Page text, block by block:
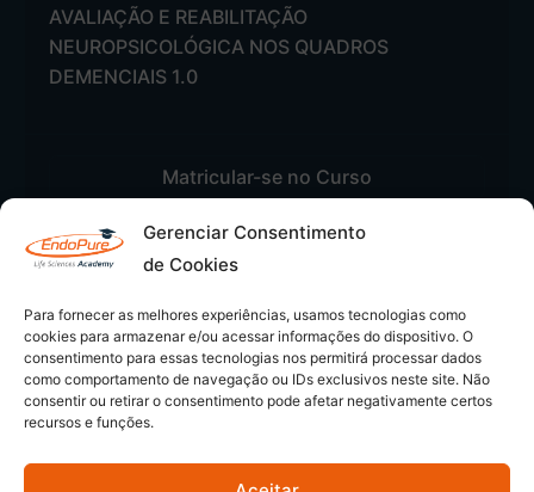
Gerenciar Consentimento
de Cookies
Para fornecer as melhores experiências, usamos tecnologias como
cookies para armazenar e/ou acessar informações do dispositivo. O
consentimento para essas tecnologias nos permitirá processar dados
como comportamento de navegação ou IDs exclusivos neste site. Não
consentir ou retirar o consentimento pode afetar negativamente certos
recursos e funções.
AVALIAÇÃO E REABILITAÇÃO
NEUROPSICOLÓGICA NOS QUADROS
DEMENCIAIS 1.0
Matricular-se no Curso